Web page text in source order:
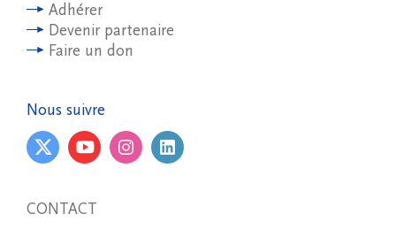
Adhérer
Devenir partenaire
Faire un don
Nous suivre
CONTACT